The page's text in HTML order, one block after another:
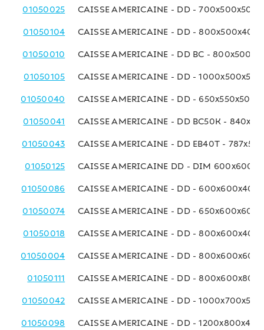
01050025 CAISSE AMERICAINE - DD - 700x500x500
01050104 CAISSE AMERICAINE - DD - 800x500x400
01050010 CAISSE AMERICAINE - DD BC -
01050105 CAISSE AMERICAINE - DD -
01050040 CAISSE AMERICAINE - DD - 650x550x500
01050041 CAISSE AMERICAINE - DD BC50K -
01050043 CAISSE AMERICAINE - DD EB40T -
01050125 CAISSE AMERICAINE DD - DIM
01050086 CAISSE AMERICAINE - DD - 600x600x400
01050074 CAISSE AMERICAINE - DD - 650x600x600
01050018 CAISSE AMERICAINE - DD - 800x600x400
01050004 CAISSE AMERICAINE - DD - 800x600x600
01050111 CAISSE AMERICAINE - DD - 800x600x800
01050042 CAISSE AMERICAINE - DD -
01050098 CAISSE AMERICAINE - DD -